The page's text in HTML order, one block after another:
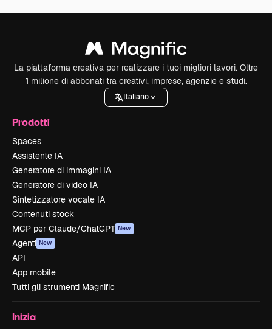
La piattaforma creativa per realizzare i tuoi migliori lavori. Oltre
1 milione di abbonati tra creativi, imprese, agenzie e studi.
Italiano
Prodotti
Spaces
Assistente IA
Generatore di immagini IA
Generatore di video IA
Sintetizzatore vocale IA
Contenuti stock
MCP per Claude/ChatGPT New
Agenti New
API
App mobile
Tutti gli strumenti Magnific
Inizia